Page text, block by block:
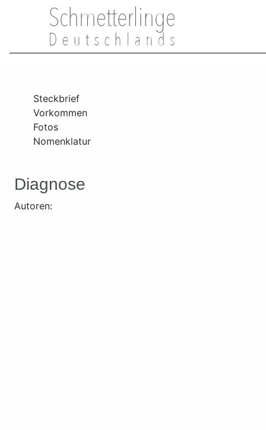
Steckbrief
Vorkommen
Fotos
Nomenklatur
Diagnose
Autoren: